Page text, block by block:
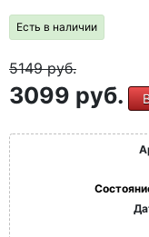
Есть в наличии
5149руб.
3099 руб.